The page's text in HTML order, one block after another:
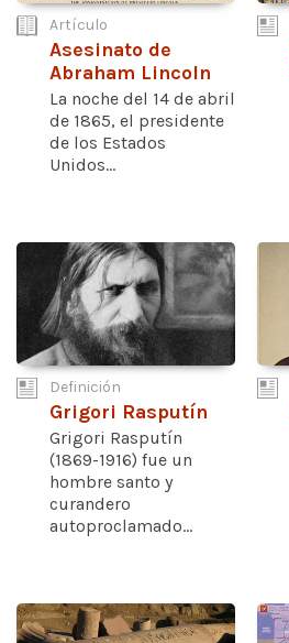
Artículo
Asesinato de
Abraham Lincoln
La noche del 14 de abril
de 1865, el presidente
de los Estados
Unidos...
Definición
Grigori Rasputín
Grigori Rasputín
(1869-1916) fue un
hombre santo y
curandero
autoproclamado...